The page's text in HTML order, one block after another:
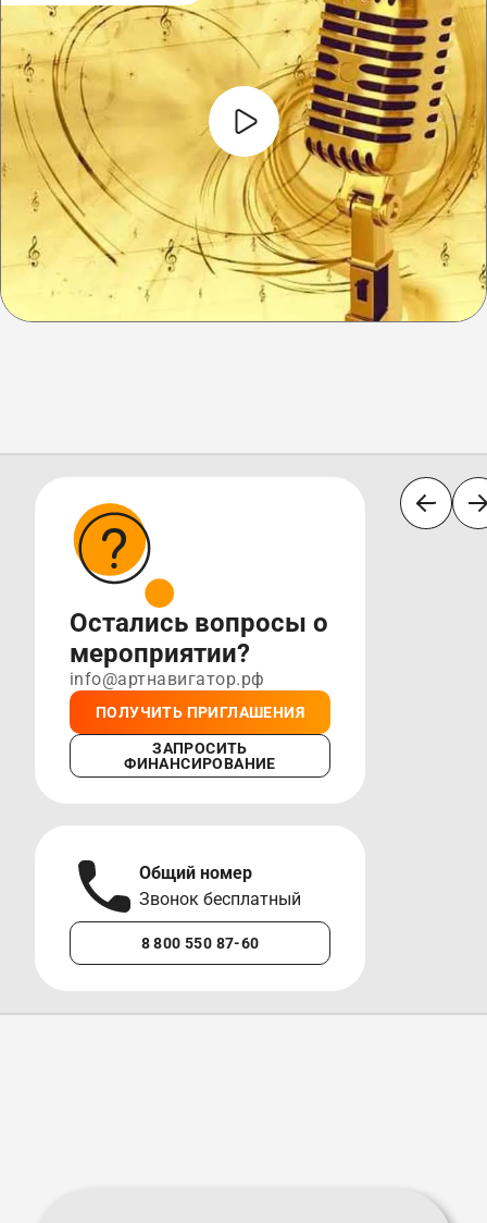
Остались вопросы о
мероприятии?
info@артнавигатор.рф
ПОЛУЧИТЬ ПРИГЛАШЕНИЯ
ЗАПРОСИТЬ
ФИНАНСИРОВАНИЕ
Общий номер
Звонок бесплатный
8 800 550 87-60